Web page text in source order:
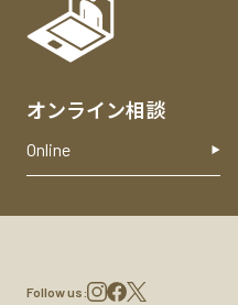
オンライン相談
Online
Follow us: